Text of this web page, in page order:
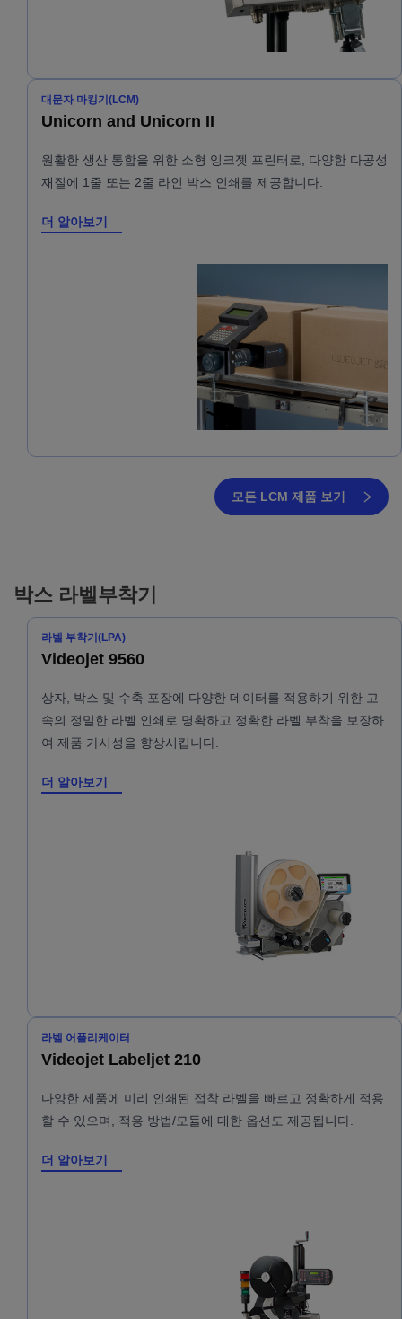
대문자 마킹기(LCM)
Unicorn and Unicorn II
원활한 생산 통합을 위한 소형 잉크젯 프린터로, 다양한 다공성
재질에 1줄 또는 2줄 라인 박스 인쇄를 제공합니다.
더 알아보기
모든 LCM 제품 보기
박스 라벨부착기
라벨 부착기(LPA)
Videojet 9560
상자, 박스 및 수축 포장에 다양한 데이터를 적용하기 위한 고
속의 정밀한 라벨 인쇄로 명확하고 정확한 라벨 부착을 보장하
여 제품 가시성을 향상시킵니다.
더 알아보기
라벨 어플리케이터
Videojet Labeljet 210
다양한 제품에 미리 인쇄된 접착 라벨을 빠르고 정확하게 적용
할 수 있으며, 적용 방법/모듈에 대한 옵션도 제공됩니다.
더 알아보기